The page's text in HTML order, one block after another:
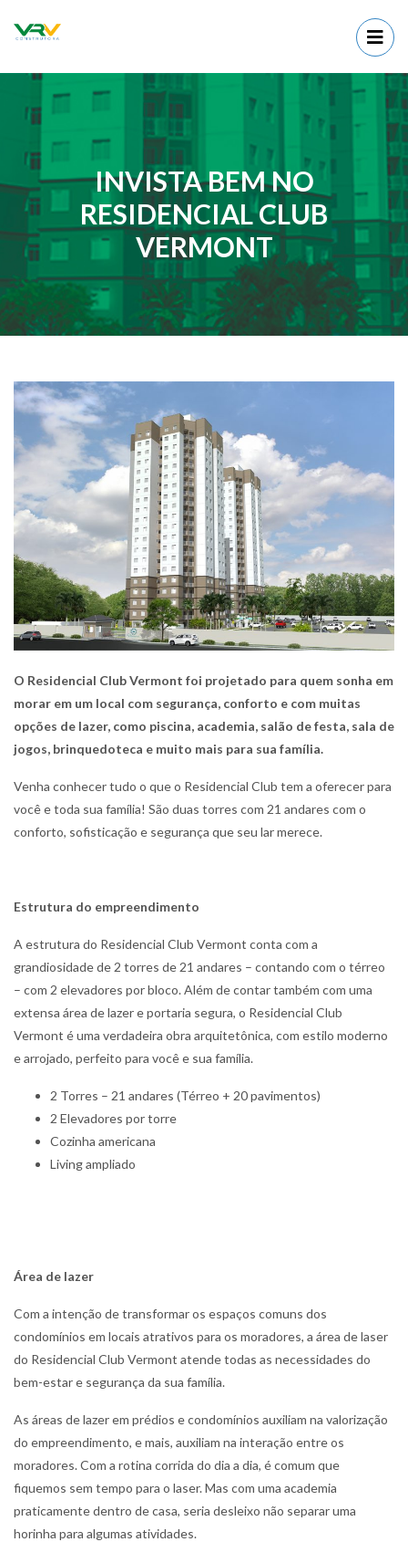
INVISTA BEM NO
RESIDENCIAL CLUB
VERMONT
O Residencial Club Vermont foi projetado para quem sonha em
morar em um local com segurança, conforto e com muitas
opções de lazer, como piscina, academia, salão de festa, sala de
jogos, brinquedoteca e muito mais para sua família.
Venha conhecer tudo o que o Residencial Club tem a oferecer para
você e toda sua família! São duas torres com 21 andares com o
conforto, sofisticação e segurança que seu lar merece.
Estrutura do empreendimento
A estrutura do Residencial Club Vermont conta com a
grandiosidade de 2 torres de 21 andares – contando com o térreo
– com 2 elevadores por bloco. Além de contar também com uma
extensa área de lazer e portaria segura, o Residencial Club
Vermont é uma verdadeira obra arquitetônica, com estilo moderno
e arrojado, perfeito para você e sua família.
2 Torres – 21 andares (Térreo + 20 pavimentos)
2 Elevadores por torre
Cozinha americana
Living ampliado
Área de lazer
Com a intenção de transformar os espaços comuns dos
condomínios em locais atrativos para os moradores, a área de laser
do Residencial Club Vermont atende todas as necessidades do
bem-estar e segurança da sua família.
As áreas de lazer em prédios e condomínios auxiliam na valorização
do empreendimento, e mais, auxiliam na interação entre os
moradores. Com a rotina corrida do dia a dia, é comum que
fiquemos sem tempo para o laser. Mas com uma academia
praticamente dentro de casa, seria desleixo não separar uma
horinha para algumas atividades.